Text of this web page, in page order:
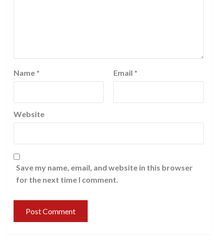
Name * Email *
Website
Save my name, email, and website in this browser
for the next time I comment.